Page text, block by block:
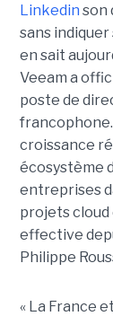
Linkedin son
sans
en sait
Veeam a
poste de
croissance
écosystème
entreprises
projets cloud
effective
Philippe
« La France